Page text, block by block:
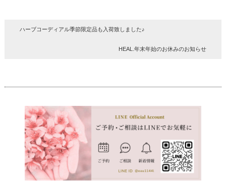
ハーブコーディアル季節限定品も入荷致しました♪
HEAL.年末年始のお休みのお知らせ